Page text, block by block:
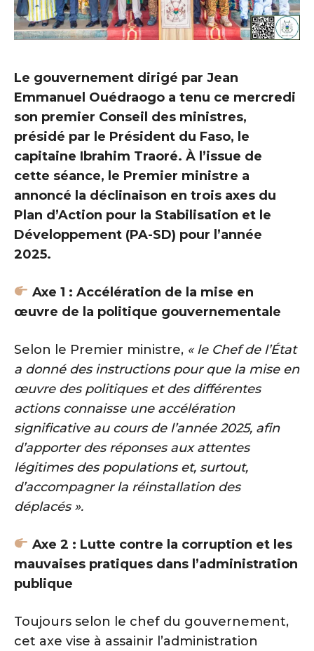
Le gouvernement dirigé par Jean
Emmanuel Ouédraogo a tenu ce mercredi
son premier Conseil des ministres,
présidé par le Président du Faso, le
capitaine Ibrahim Traoré. À l’issue de
cette séance, le Premier ministre a
annoncé la déclinaison en trois axes du
Plan d’Action pour la Stabilisation et le
Développement (PA-SD) pour l’année
2025.
Axe 1 : Accélération de la mise en
œuvre de la politique gouvernementale
Selon le Premier ministre, « le Chef de l’État
a donné des instructions pour que la mise en
œuvre des politiques et des différentes
actions connaisse une accélération
significative au cours de l’année 2025, afin
d’apporter des réponses aux attentes
légitimes des populations et, surtout,
d’accompagner la réinstallation des
déplacés ».
Axe 2 : Lutte contre la corruption et les
mauvaises pratiques dans l’administration
publique
Toujours selon le chef du gouvernement,
cet axe vise à assainir l’administration